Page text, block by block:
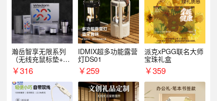
瀚岳智享无限系列
（无线充鼠标垫+飞
利浦音响+乐扣咖啡
杯）
￥316
IDMIX超多功能露营
灯DS01
￥259
派克xPGG联名大师
宝珠礼盒
￥359